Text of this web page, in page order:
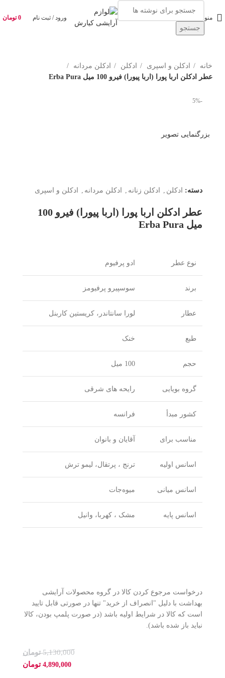
منو
جستجو
ورود / ثبت نام 0 تومان
خانه ادکلن و اسپری ادکلن
ادکلن مردانه
عطر ادکلن اربا پورا (اربا پیورا) فیرو 100 میل Erba Pura
-5%
بزرگنمایی تصویر
دسته: ادکلن ادکلن زنانه ادکلن مردانه ادکلن و اسپری
عطر ادکلن اربا پورا (اربا پیورا) فیرو 100
میل Erba Pura
نوع عطر ادو پرفیوم
برند سوسپیرو پرفیومز
عطار لورا سانتاندر، کریستین کاربنل
طبع خنک
حجم 100 میل
گروه بویایی رایحه های شرقی
کشور مبدأ فرانسه
مناسب برای آقایان و بانوان
اسانس اولیه ترنج ، پرتقال، لیمو ترش
اسانس میانی میوه‌جات
اسانس پایه مشک ، کهربا، وانیل
درخواست مرجوع کردن کالا در گروه محصولات آرایشی
بهداشت با دلیل "انصراف از خرید" تنها در صورتی قابل تایید
است که کالا در شرایط اولیه باشد (در صورت پلمپ بودن، کالا
نباید باز شده باشد).
5,130,000 تومان
4,890,000 تومان